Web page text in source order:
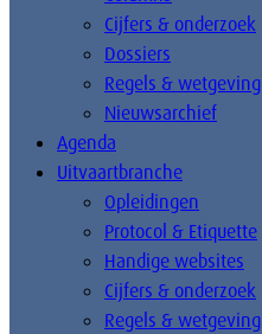
Cijfers & onderzoek
Dossiers
Regels & wetgeving
Nieuwsarchief
Agenda
Uitvaartbranche
Opleidingen
Protocol & Etiquette
Handige websites
Cijfers & onderzoek
Regels & wetgeving